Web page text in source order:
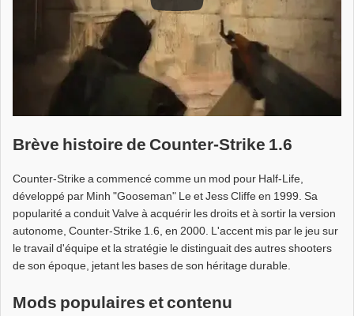
Brève histoire de Counter-Strike 1.6
Counter-Strike a commencé comme un mod pour Half-Life,
développé par Minh "Gooseman" Le et Jess Cliffe en 1999. Sa
popularité a conduit Valve à acquérir les droits et à sortir la version
autonome, Counter-Strike 1.6, en 2000. L'accent mis par le jeu sur
le travail d'équipe et la stratégie le distinguait des autres shooters
de son époque, jetant les bases de son héritage durable.
Mods populaires et contenu